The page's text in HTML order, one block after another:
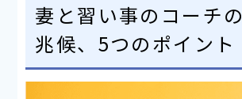
妻と習い事のコーチ
兆候、5つのポイント